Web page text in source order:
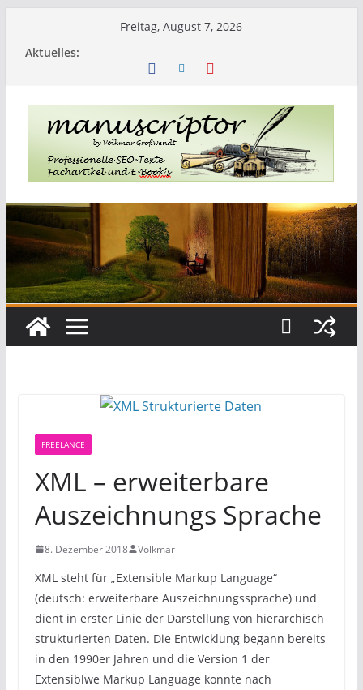
Freitag, August 7, 2026
Aktuelles:
FREELANCE
XML – erweiterbare
Auszeichnungs Sprache
8. Dezember 2018 Volkmar
XML steht für „Extensible Markup Language“
(deutsch: erweiterbare Auszeichnungssprache) und
dient in erster Linie der Darstellung von hierarchisch
strukturierten Daten. Die Entwicklung begann bereits
in den 1990er Jahren und die Version 1 der
Extensiblwe Markup Language konnte nach